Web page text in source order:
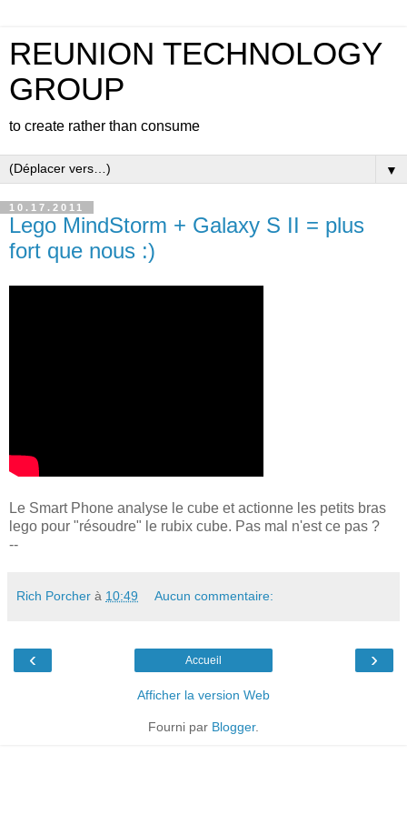
REUNION TECHNOLOGY
GROUP
to create rather than consume
▼
10.17.2011
Lego MindStorm + Galaxy S II = plus
fort que nous :)
Le Smart Phone analyse le cube et actionne les petits bras
lego pour "résoudre" le rubix cube. Pas mal n'est ce pas ?
--
Rich Porcher à 10:49 Aucun commentaire:
‹ ›
Accueil
Afficher la version Web
Fourni par Blogger.